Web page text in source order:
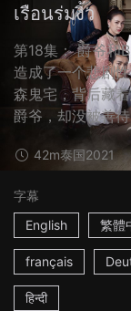
เรือนร่มงิ้ว
第18集： 爵爷和
造成了一个悲剧
森鬼宅，背后藏
爵爷，却没被善
42m泰国2021
字幕
English
繁體
français
हिन्दी